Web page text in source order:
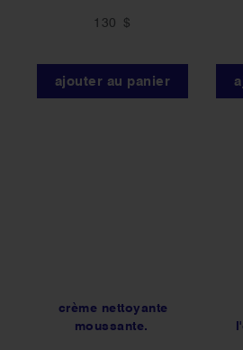
130 $
ajouter au panier
crème nettoyante
moussante.